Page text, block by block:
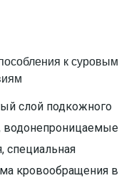
к суровым
слой подкожного
водонепроницаемые
специальная
кровообращения в